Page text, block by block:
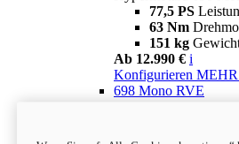
77,5 PS
63 Nm
151 kg
Ab 12.990 € i
Konfigurieren
698 Mono RVE
77,5 PS